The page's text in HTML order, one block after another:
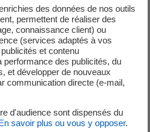
les règles de prudence
d’EDF Hydro sur le
vos échanges avec le public
le dispositif de sécurité
également être mobilisés pour
des données de nos outils
permettent de réaliser des
connaissance client) ou
(services adaptés à vos
et contenu
performance des publicités, du
et développer de nouveaux
communication directe (e-mail,
d'audience sont dispensés du
savoir plus ou vous y opposer.